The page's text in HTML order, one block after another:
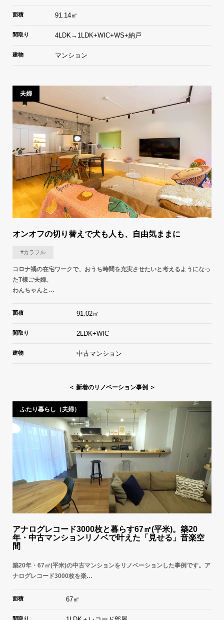
面積 91.14㎡
間取り 4LDK→1LDK+WIC+WS+納戸
建物 マンション
夫婦
オンオフの切り替えで​犬も人も、自由気ままに
#カラフル
コロナ禍の在宅ワークで、おうち時間を充実させたいと考えるようになっ
たT様ご夫婦。
わんちゃんと…
面積 91.02㎡
間取り 2LDK+WIC
建物 中古マンション
＜ 新着のリノベーション事例 ＞
ふたり暮らし（夫婦）
アナログレコード3000枚と暮らす67㎡(平米)。築20
年・中古マンションリノベで叶えた「見せる」音楽空
間
築20年・67㎡(平米)の中古マンションをリノベーションした事例です。ア
ナログレコード3000枚を楽…
面積 67㎡
間取り